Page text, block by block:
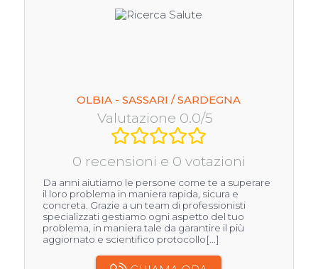
OLBIA - SASSARI / SARDEGNA
Valutazione 0.0/5
0 recensioni e 0 votazioni
Da anni aiutiamo le persone come te a superare
il loro problema in maniera rapida, sicura e
concreta. Grazie a un team di professionisti
specializzati gestiamo ogni aspetto del tuo
problema, in maniera tale da garantire il più
aggiornato e scientifico protocollo[...]